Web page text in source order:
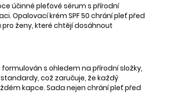
účinné pleťové sérum s přírodní
Opalovací krém SPF 50 chrání pleť před
ženy, které chtějí dosáhnout
s ohledem na přírodní složky,
což zaručuje, že každý
kapce. Sada nejen chrání pleť před